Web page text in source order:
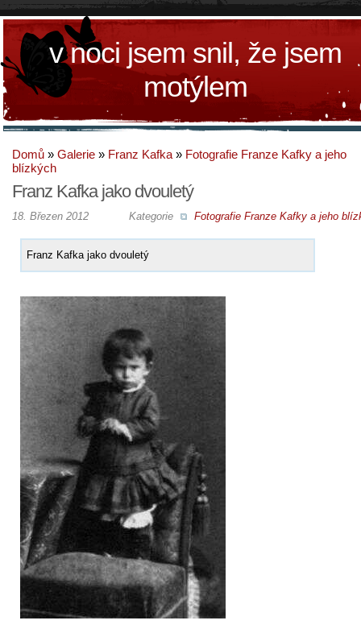
v noci jsem snil, že jsem
motýlem
Domů » Galerie » Franz Kafka » Fotografie Franze Kafky a jeho
blízkých
Franz Kafka jako dvouletý
Kategorie Fotografie Franze Kafky a jeho
18. Březen 2012
Franz Kafka jako dvouletý